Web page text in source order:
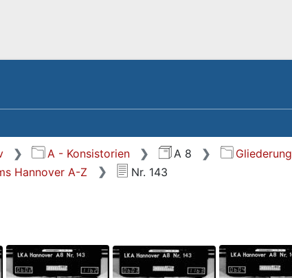
A - Konsistorien A 8
Gliederung
Hannover A-Z
Nr. 143